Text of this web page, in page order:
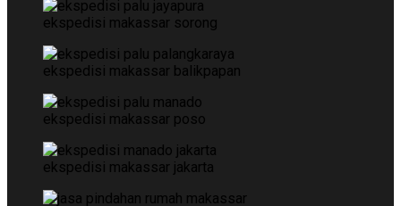
ekspedisi makassar sorong
ekspedisi makassar balikpapan
ekspedisi makassar poso
ekspedisi makassar jakarta